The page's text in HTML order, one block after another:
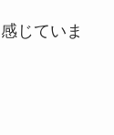
じていま